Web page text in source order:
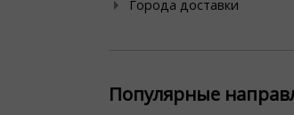
Города доставки
Популярные